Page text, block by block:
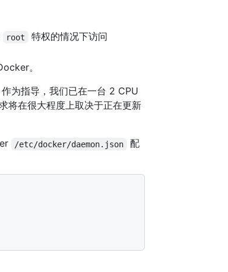
root
特权的情况下访问
。
为指导，我们已在一台 2 CPU
将在很大程度上取决于正在更新
/etc/docker/daemon.json
配